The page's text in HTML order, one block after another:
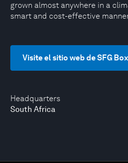
Headquarters
South Africa
grown almost anywhere in a
smart and cost-effective
Visite el sitio web de SFG Box